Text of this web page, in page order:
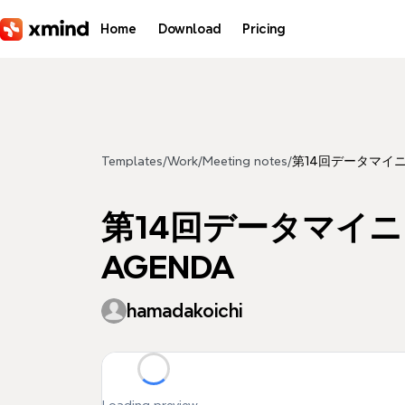
Home Download Pricing
Templates/Work/Meeting notes/第14回データマイ
第14回データマイ
AGENDA
hamadakoichi